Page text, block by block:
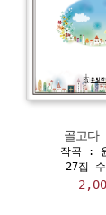
골고다
작곡 :
27집